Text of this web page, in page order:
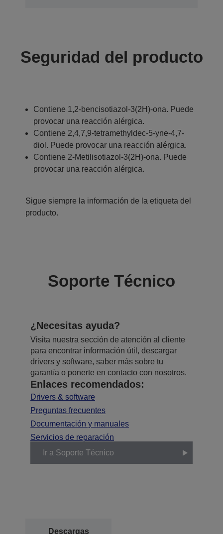
Seguridad del producto
Contiene 1,2-bencisotiazol-3(2H)-ona. Puede
provocar una reacción alérgica.
Contiene 2,4,7,9-tetramethyldec-5-yne-4,7-
diol. Puede provocar una reacción alérgica.
Contiene 2-Metilisotiazol-3(2H)-ona. Puede
provocar una reacción alérgica.
Sigue siempre la información de la etiqueta del
producto.
Soporte Técnico
¿Necesitas ayuda?
Visita nuestra sección de atención al cliente
para encontrar información útil, descargar
drivers y software, saber más sobre tu
garantía o ponerte en contacto con nosotros.
Enlaces recomendados:
Drivers & software
Preguntas frecuentes
Documentación y manuales
Servicios de reparación
Ir a Soporte Técnico
Descargas